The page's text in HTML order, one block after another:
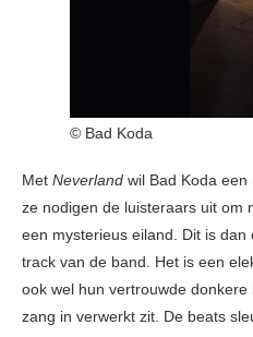
© Bad Koda
Met Neverland wil Bad Koda
ze nodigen de luisteraars uit om
een mysterieus eiland. Dit is
track van de band. Het is een
ook wel hun vertrouwde
zang in verwerkt zit. De beats